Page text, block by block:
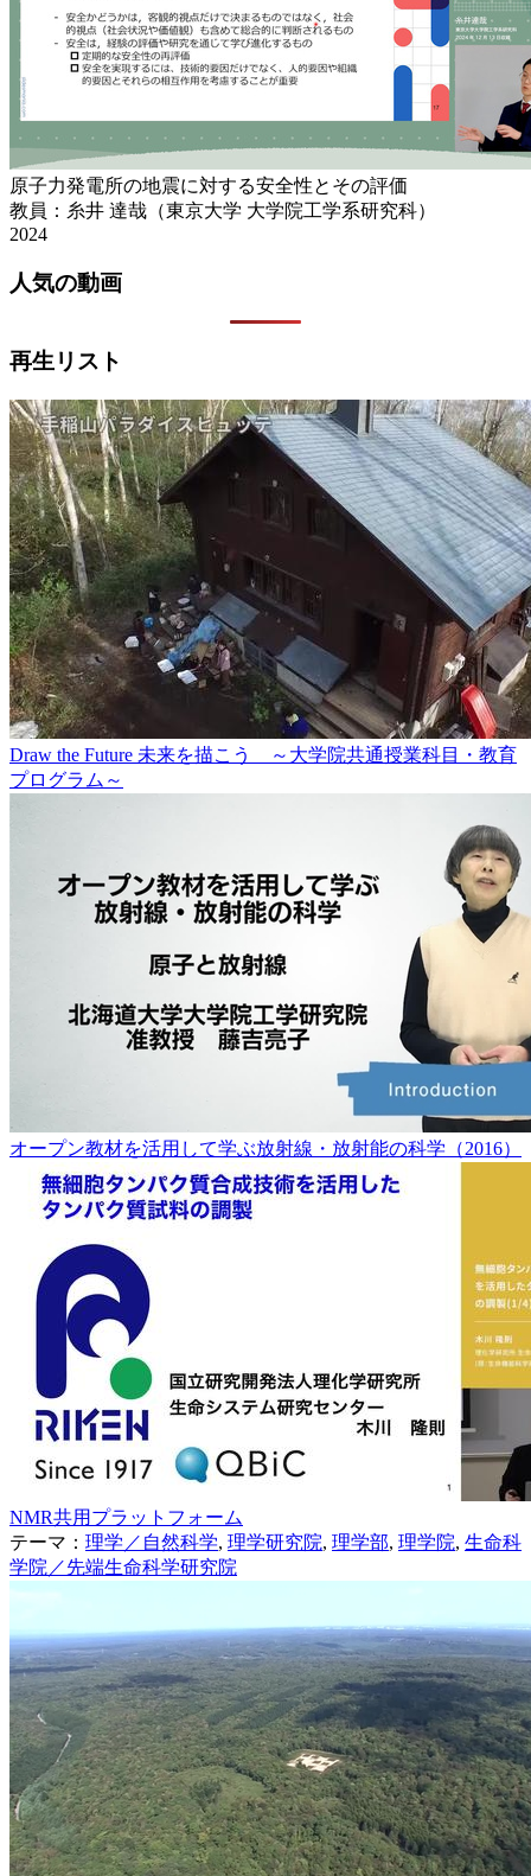
原子力発電所の地震に対する安全性とその評価
教員：糸井 達哉（東京大学 大学院工学系研究科）
2024
人気の動画
再生リスト
Draw the Future 未来を描こう ～大学院共通授業科目・教育
プログラム～
オープン教材を活用して学ぶ放射線・放射能の科学（2016）
NMR共用プラットフォーム
テーマ： 理学／自然科学, 理学研究院, 理学部, 理学院, 生命科
学院／先端生命科学研究院